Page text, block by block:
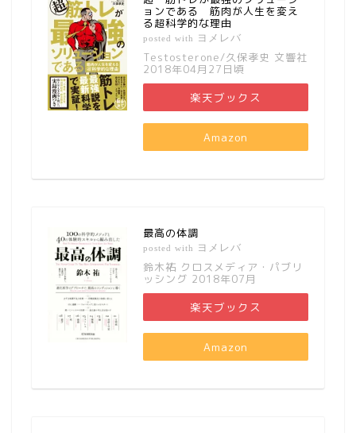
ョンである 筋肉が人生を変え
る超科学的な理由
posted with ヨメレバ
Testosterone/久保孝史 文響社
2018年04月27日頃
楽天ブックス
Amazon
最高の体調
posted with ヨメレバ
鈴木祐 クロスメディア・パブリ
ッシング 2018年07月
楽天ブックス
Amazon